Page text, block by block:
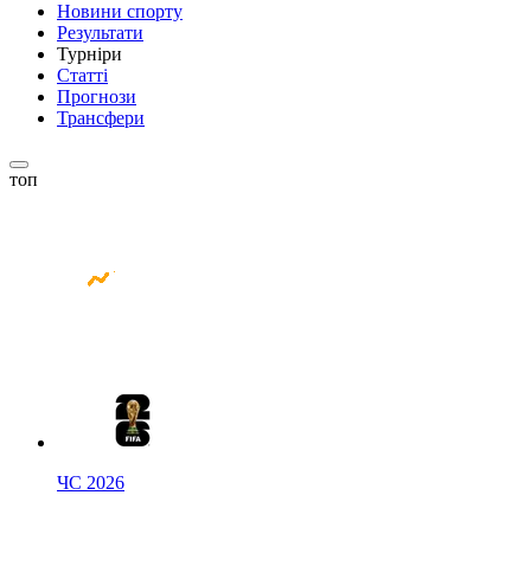
Новини спорту
Результати
Турніри
Статті
Прогнози
Трансфери
топ
ЧС 2026